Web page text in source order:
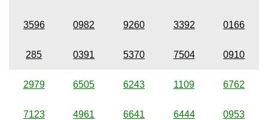
3596 0982 9260 3392 0166
285 0391 5370 7504 0910
2979 6505 6243 1109 6762
7123 4961 6641 6444 0953